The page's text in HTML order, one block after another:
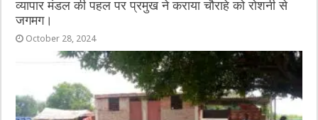
व्यापार मंडल की पहल पर प्रमुख ने कराया चौराहे को रोशनी से
जगमग।
October 28, 2024